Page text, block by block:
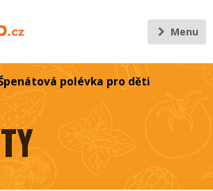
Menu
polévka pro děti